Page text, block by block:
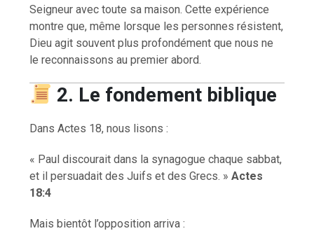
Seigneur avec toute sa maison. Cette expérience
montre que, même lorsque les personnes résistent,
Dieu agit souvent plus profondément que nous ne
le reconnaissons au premier abord.
2. Le fondement biblique
Dans Actes 18, nous lisons :
« Paul discourait dans la synagogue chaque sabbat,
et il persuadait des Juifs et des Grecs. »Actes
18:4
Mais bientôt l’opposition arriva :